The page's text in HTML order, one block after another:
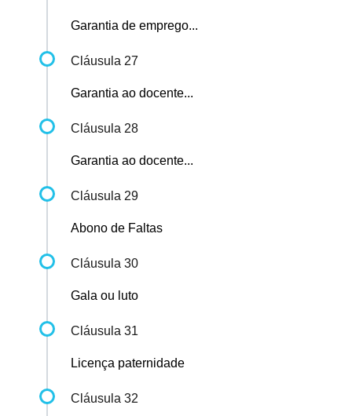
Garantia de emprego...
Cláusula 27
Garantia ao docente...
Cláusula 28
Garantia ao docente...
Cláusula 29
Abono de Faltas
Cláusula 30
Gala ou luto
Cláusula 31
Licença paternidade
Cláusula 32